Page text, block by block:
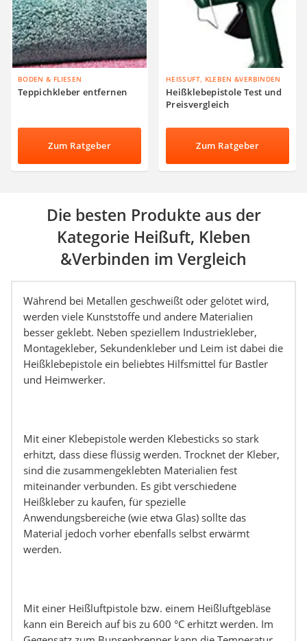
BODEN & FLIESEN
Teppichkleber entfernen
Zum Ratgeber
HEISSUFT, KLEBEN &VERBINDEN
Heißklebepistole Test und
Preisvergleich
Zum Ratgeber
Die besten Produkte aus der
Kategorie Heißuft, Kleben
&Verbinden im Vergleich
Während bei Metallen geschweißt oder gelötet wird,
werden viele Kunststoffe und andere Materialien
besser geklebt. Neben speziellem Industriekleber,
Montagekleber, Sekundenkleber und Leim ist dabei die
Heißklebepistole ein beliebtes Hilfsmittel für Bastler
und Heimwerker.
Mit einer Klebepistole werden Klebesticks so stark
erhitzt, dass diese flüssig werden. Trocknet der Kleber,
sind die zusammengeklebten Materialien fest
miteinander verbunden. Es gibt verschiedene
Heißkleber zu kaufen, für spezielle
Anwendungsbereiche (wie etwa Glas) sollte das
Material jedoch vorher ebenfalls selbst erwärmt
werden.
Mit einer Heißluftpistole bzw. einem Heißluftgebläse
kann ein Bereich auf bis zu 600 °C erhitzt werden. Im